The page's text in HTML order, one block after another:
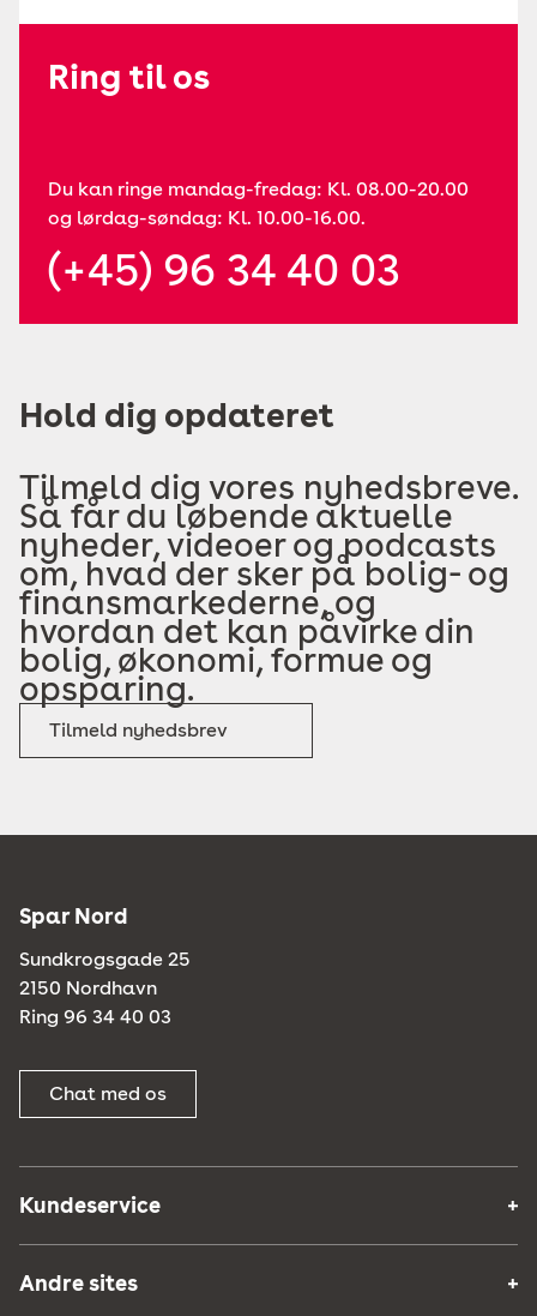
Ring til os
Du kan ringe mandag-fredag: Kl. 08.00-20.00
og lørdag-søndag: Kl. 10.00-16.00.
(+45) 96 34 40 03
Hold dig opdateret
Tilmeld dig vores nyhedsbreve.
Så får du løbende aktuelle
nyheder, videoer og podcasts
om, hvad der sker på bolig- og
finansmarkederne, og
hvordan det kan påvirke din
bolig, økonomi, formue og
opsparing.
Tilmeld nyhedsbrev
Spar Nord
Sundkrogsgade 25
2150 Nordhavn
Ring 96 34 40 03
Chat med os
Kundeservice
Andre sites